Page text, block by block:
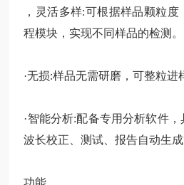
，灵活多样:可根据样品颗粒度
程模块，实现不同样品的检测。
·无损:样品无需研磨，可整粒进
·智能分析:配备专用分析软件，
波长校正、测试、报告自动生
功能。